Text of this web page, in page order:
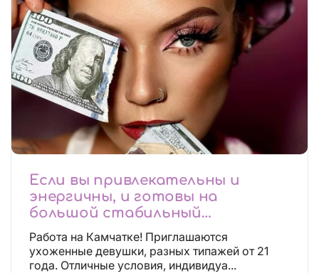
Если вы привлекательны и
энергичны, и готовы на
большой стабильный
заработок, тогда вы уже нашли,
что искали!
Работа на Камчатке! Приглашаются
ухоженные девушки, разных типажей от 21
года. Отличные условия, индивидуа...